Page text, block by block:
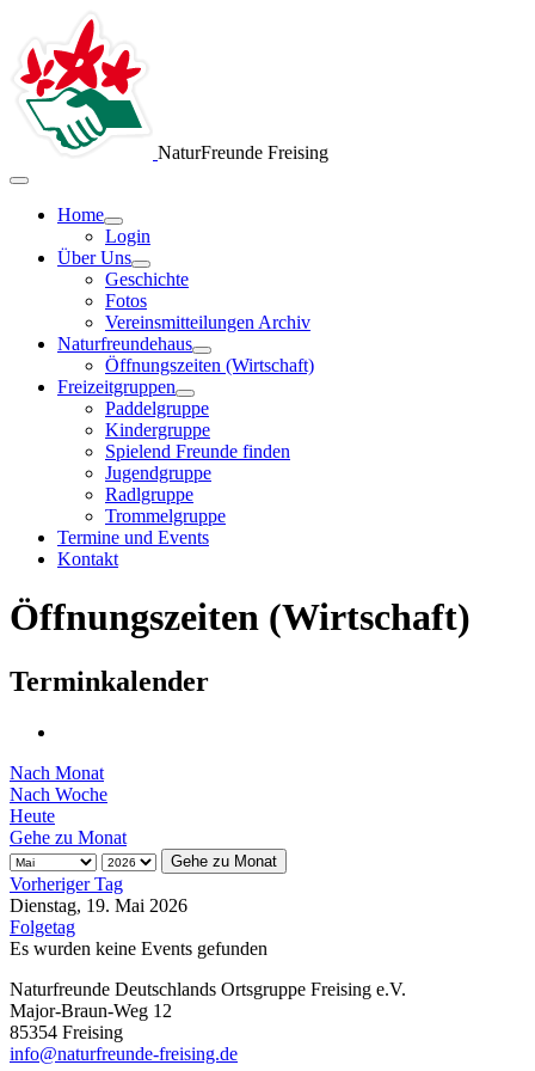
NaturFreunde Freising
Home
Login
Über Uns
Geschichte
Fotos
Vereinsmitteilungen Archiv
Naturfreundehaus
Öffnungszeiten (Wirtschaft)
Freizeitgruppen
Paddelgruppe
Kindergruppe
Spielend Freunde finden
Jugendgruppe
Radlgruppe
Trommelgruppe
Termine und Events
Kontakt
Öffnungszeiten (Wirtschaft)
Terminkalender
Nach Monat
Nach Woche
Heute
Gehe zu Monat
Gehe zu Monat
Vorheriger Tag
Dienstag, 19. Mai 2026
Folgetag
Es wurden keine Events gefunden
Naturfreunde Deutschlands Ortsgruppe Freising e.V.
Major-Braun-Weg 12
85354 Freising
info@naturfreunde-freising.de